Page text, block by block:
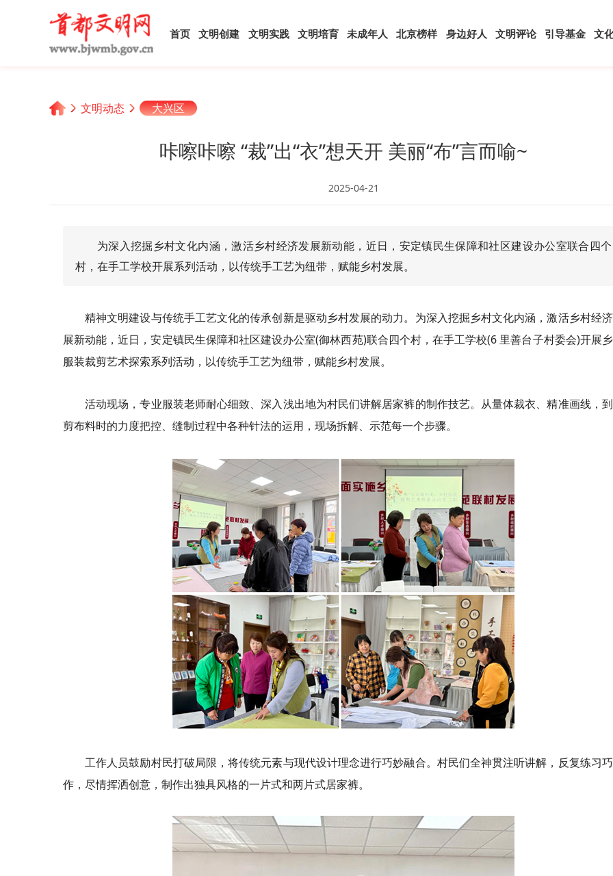
首页 文明创建 文明实践 文明培育 未成年人 北京榜样 身边好人 文明评论 引导基金 文
文明动态 大兴区
咔嚓咔嚓 “裁”出“衣”想天开 美丽“布”言而喻~
2025-04-21
为深入挖掘乡村文化内涵，激活乡村经济发展新动能，近日，安定镇民生保障和社区建设办公室联合四个
村，在手工学校开展系列活动，以传统手工艺为纽带，赋能乡村发展。
精神文明建设与传统手工艺文化的传承创新是驱动乡村发展的动力。为深入挖掘乡村文化内涵，激活乡村经
展新动能，近日，安定镇民生保障和社区建设办公室(御林西苑)联合四个村，在手工学校(6 里善台子村委会)开展
服装裁剪艺术探索系列活动，以传统手工艺为纽带，赋能乡村发展。
活动现场，专业服装老师耐心细致、深入浅出地为村民们讲解居家裤的制作技艺。从量体裁衣、精准画线，
剪布料时的力度把控、缝制过程中各种针法的运用，现场拆解、示范每一个步骤。
工作人员鼓励村民打破局限，将传统元素与现代设计理念进行巧妙融合。村民们全神贯注听讲解，反复练习
作，尽情挥洒创意，制作出独具风格的一片式和两片式居家裤。